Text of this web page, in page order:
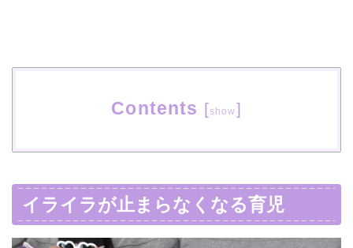
Contents [show]
イライラが止まらなくなる育児